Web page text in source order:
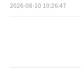
2026-08-10 10:26:47